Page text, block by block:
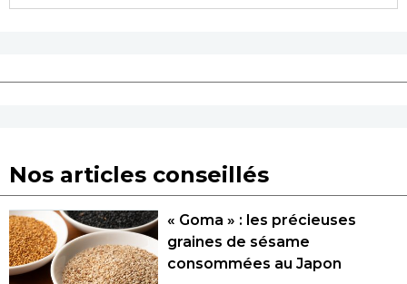
Nos articles conseillés
« Goma » : les précieuses
graines de sésame
consommées au Japon